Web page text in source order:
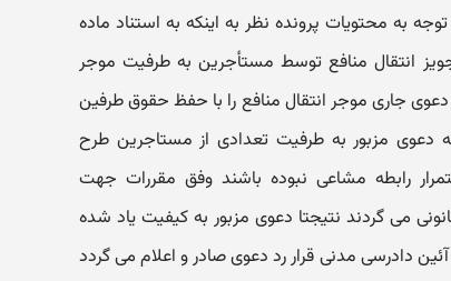
به محتویات پرونده نظر به اینکه به استناد ماده
روابط موجر و مستأجر سال 56 تجویز انتقال منافع توسط مستأجرین به طرفیت موجر
جاری موجر انتقال منافع را با حفظ حقوق طرفین
دعوی مزبور به طرفیت تعدادی از مستاجرین طرح
رابطه مشاعی نبوده باشند وفق مقررات جهت
می گردند نتیجتا دعوی مزبور به کیفیت یاد شده
ندارد مستندا به ماده 2 قانون آئین دادرسی مدنی قرار رد دعوی صادر و اعلام می گردد